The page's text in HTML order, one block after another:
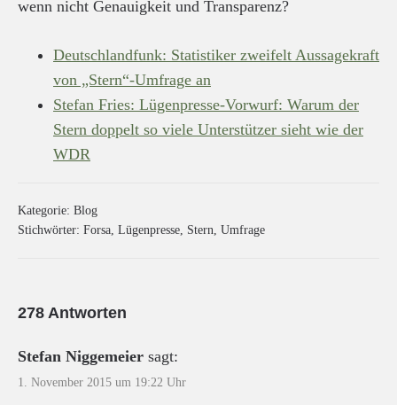
wenn nicht Genauigkeit und Transparenz?
Deutschlandfunk: Statistiker zweifelt Aussagekraft
von „Stern“-Umfrage an
Stefan Fries: Lügenpresse-Vorwurf: Warum der
Stern doppelt so viele Unterstützer sieht wie der
WDR
Kategorie: Blog
Stichwörter: Forsa Lügenpresse Stern Umfrage
278 Antworten
Stefan Niggemeier sagt:
1. November 2015 um 19:22 Uhr